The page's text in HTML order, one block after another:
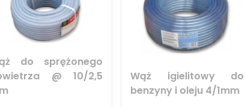
do sprężonego
@ 10/2,5
Wąż igielitowy do
benzyny i oleju 4/1mm